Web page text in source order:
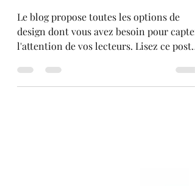
Créez un blog qui vous
ressemble
Le blog propose toutes les options de
design dont vous avez besoin pour capter